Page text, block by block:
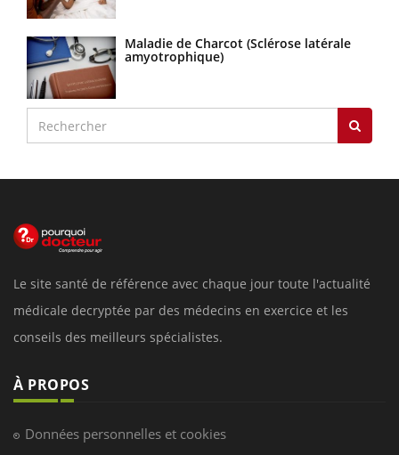
Maladie de Charcot (Sclérose latérale
amyotrophique)
Le site santé de référence avec chaque jour toute l'actualité
médicale decryptée par des médecins en exercice et les
conseils des meilleurs spécialistes.
À PROPOS
Données personnelles et cookies